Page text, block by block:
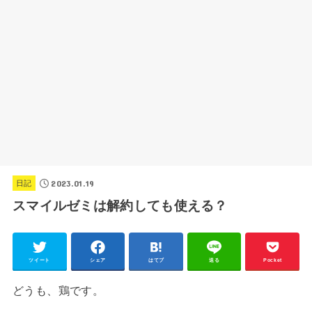
日記 2023.01.19
スマイルゼミは解約しても使える？
ツイート シェア はてブ 送る Pocket
どうも、鶏です。